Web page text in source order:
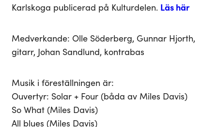
Karlskoga publicerad på Kulturdelen. Läs här
Medverkande: Olle Söderberg, Gunnar Hjorth,
gitarr, Johan Sandlund, kontrabas
Musik i föreställningen är:
Ouvertyr: Solar + Four (båda av Miles Davis)
So What (Miles Davis)
All blues (Miles Davis)